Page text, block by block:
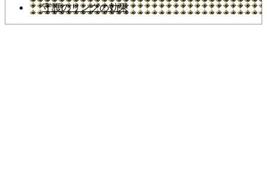
守護のリングの効果